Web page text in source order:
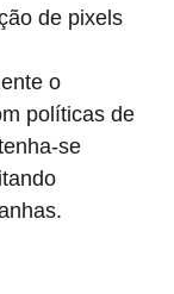
de pixels
o
políticas de
se